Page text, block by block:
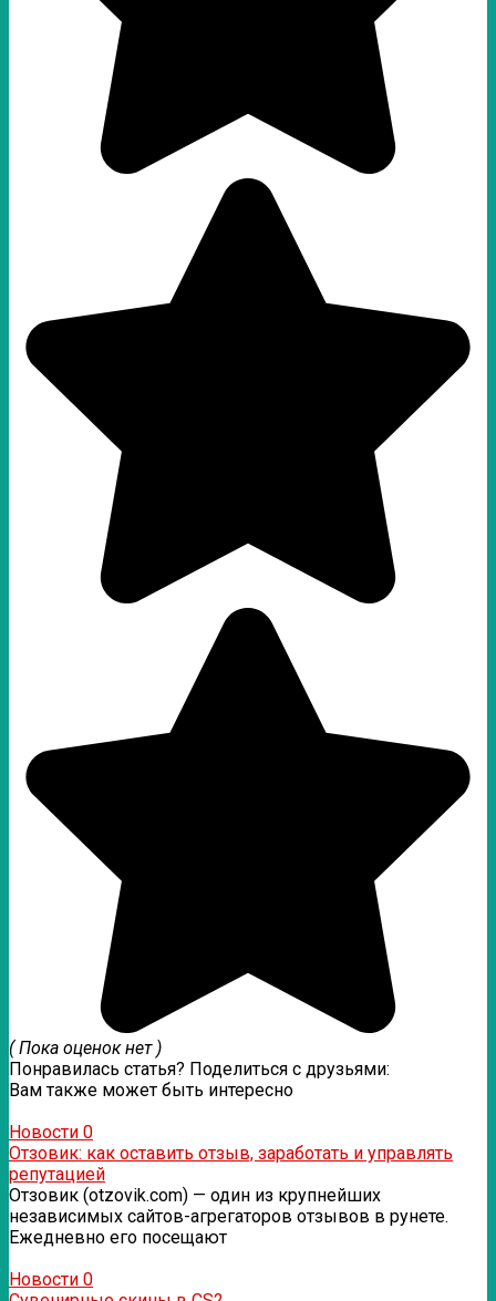
( Пока оценок нет )
Понравилась статья? Поделиться с друзьями:
Вам также может быть интересно
Новости 0
Отзовик: как оставить отзыв, заработать и управлять
репутацией
Отзовик (otzovik.com) — один из крупнейших
независимых сайтов-агрегаторов отзывов в рунете.
Ежедневно его посещают
Новости 0